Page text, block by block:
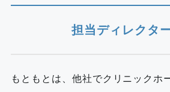
担当ディレクタ
もともとは、他社でクリニックホ